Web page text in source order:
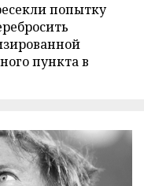
попытку
пункта в